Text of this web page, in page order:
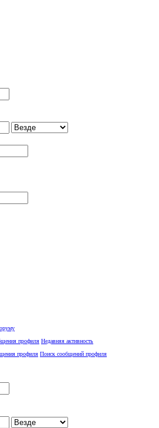
профиля Недавняя активность
профиля Поиск сообщений профиля